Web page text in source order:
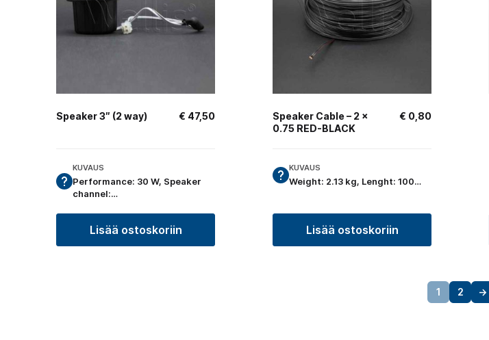
Speaker 3″ (2 way) € 47,50
KUVAUS
Performance: 30 W, Speaker
channel:…
Lisää ostoskoriin
Speaker Cable – 2 ×
0.75 RED-BLACK
€ 0,80
KUVAUS
Weight: 2.13 kg, Lenght: 100…
Lisää ostoskoriin
1 2 →